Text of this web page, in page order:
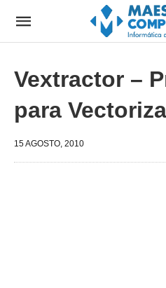
Vextractor –
para
15 AGOSTO, 2010